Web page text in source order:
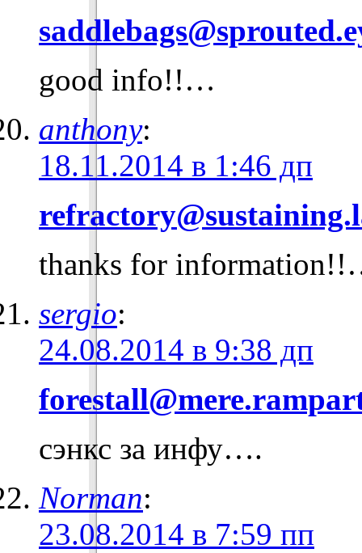
good info!!…
anthony:
18.11.2014 в 1:46 дп
thanks for
sergio:
24.08.2014 в 9:38 дп
сэнкс за инфу….
Norman:
23.08.2014 в 7:59 пп